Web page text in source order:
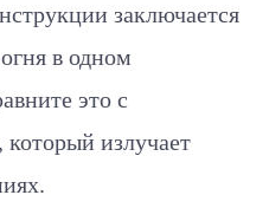
заключается
в одном
это с
излучает